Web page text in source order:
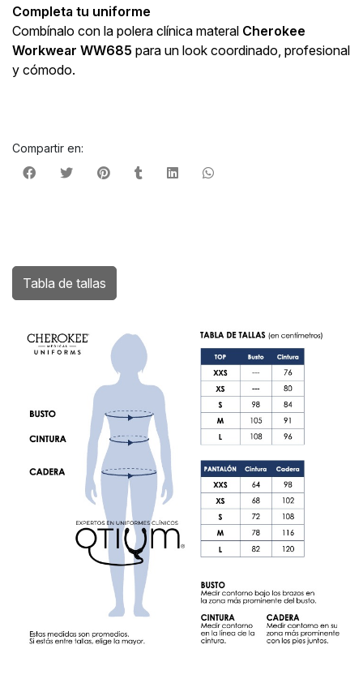
Completa tu uniforme
Combínalo con la polera clínica materal Cherokee
Workwear WW685 para un look coordinado, profesional
y cómodo.
Compartir en:
Tabla de tallas